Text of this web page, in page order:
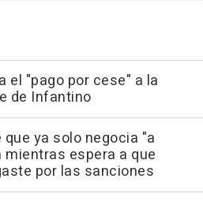
el "pago por cese" a la
de Infantino
que ya solo negocia "a
espera a que
por las sanciones